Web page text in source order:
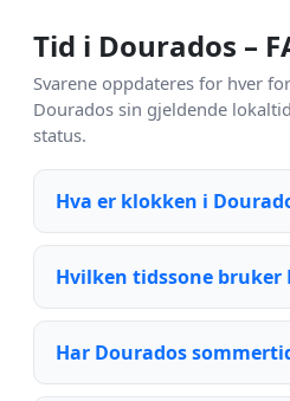
Tid i Dourados –
Svarene oppdateres for hver
Dourados sin gjeldende
status.
Hva er klokken i
Hvilken tidssone bruker
Har Dourados